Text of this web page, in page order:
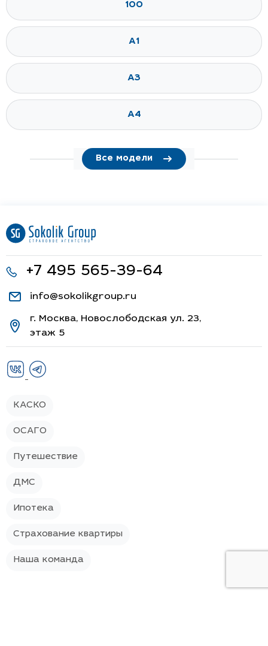
100
A1
A3
A4
Все модели
+7 495 565-39-64
info@sokolikgroup.ru
г. Москва, Новослободская ул. 23,
этаж 5
КАСКО
ОСАГО
Путешествие
ДМС
Ипотека
Страхование квартиры
Наша команда